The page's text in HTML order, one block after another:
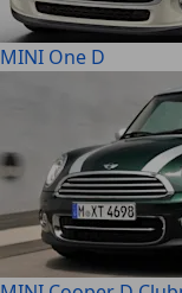
MINI One D